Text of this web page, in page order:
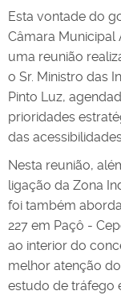
Esta vontade do
Câmara Municipal
uma reunião
o Sr. Ministro das
Pinto Luz,
prioridades
das
Nesta reunião,
ligação da Zona
foi também
227 em Paçô -
ao interior do
melhor atenção
estudo de tráfego